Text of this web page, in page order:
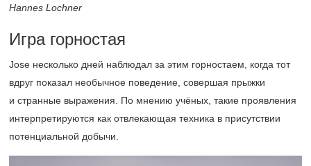
Hannes Lochner
Игра горностая
Jose несколько дней наблюдал за этим горностаем, когда тот
вдруг показал необычное поведение, совершая прыжки
и странные выражения. По мнению учёных, такие проявления
интерпретируются как отвлекающая техника в присутствии
потенциальной добычи.